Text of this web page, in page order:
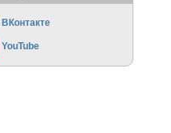
ВКонтакте
YouTube